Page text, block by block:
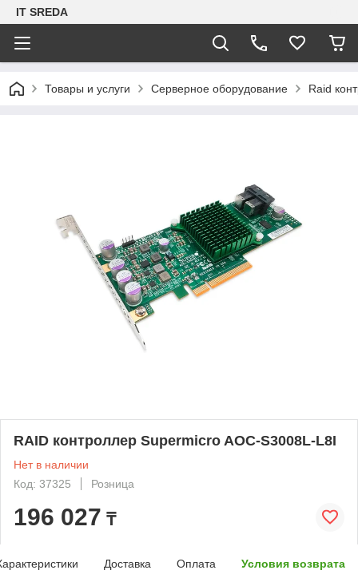
IT SREDA
Товары и услуги Серверное оборудование Raid
RAID контроллер Supermicro AOC-S3008L-L8I
Нет в наличии
Код: 37325
Розница
196 027 ₸
Доставка Оплата Условия возврата